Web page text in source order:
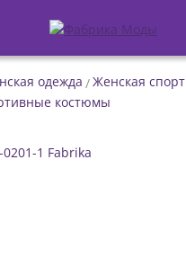
одежда
Женская
костюмы